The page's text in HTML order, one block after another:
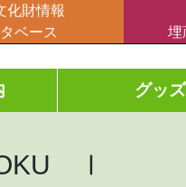
化財情報
ベース
埋
グッズ
Ⅰ